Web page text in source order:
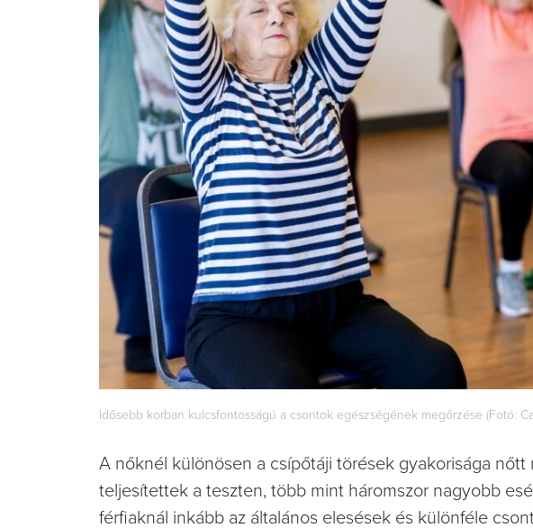
Idősebb korban kulcsfontosságú a csontok egészségének megőrzése (Fotó:
A nőknél különösen a csípőtáji törések gyakorisága
teljesítettek a teszten, több mint háromszor nagyobb
férfiaknál inkább az általános elesések és különféle